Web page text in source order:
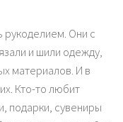
рукоделием. Они с
и шили одежду,
материалов. И в
Кто-то любит
подарки, сувениры